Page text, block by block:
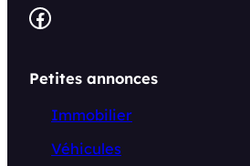
Facebook
Petites annonces
Immobilier
Véhicules